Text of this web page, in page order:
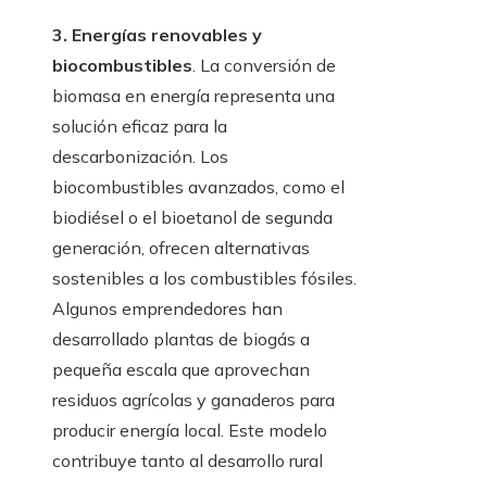
3. Energías renovables y
biocombustibles. La conversión de
biomasa en energía representa una
solución eficaz para la
descarbonización. Los
biocombustibles avanzados, como el
biodiésel o el bioetanol de segunda
generación, ofrecen alternativas
sostenibles a los combustibles fósiles.
Algunos emprendedores han
desarrollado plantas de biogás a
pequeña escala que aprovechan
residuos agrícolas y ganaderos para
producir energía local. Este modelo
contribuye tanto al desarrollo rural